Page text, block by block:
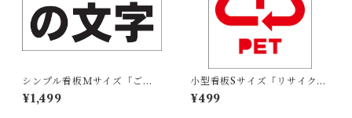
シンプル看板Ｍサイズ「ご希
望の文字横型（黒字）」【オ
リジナル・オーダー】屋外可
¥1,499
小型看板Sサイズ「リサイクル
PETボトル（赤）」 屋外可
【その他・マーク】
¥499